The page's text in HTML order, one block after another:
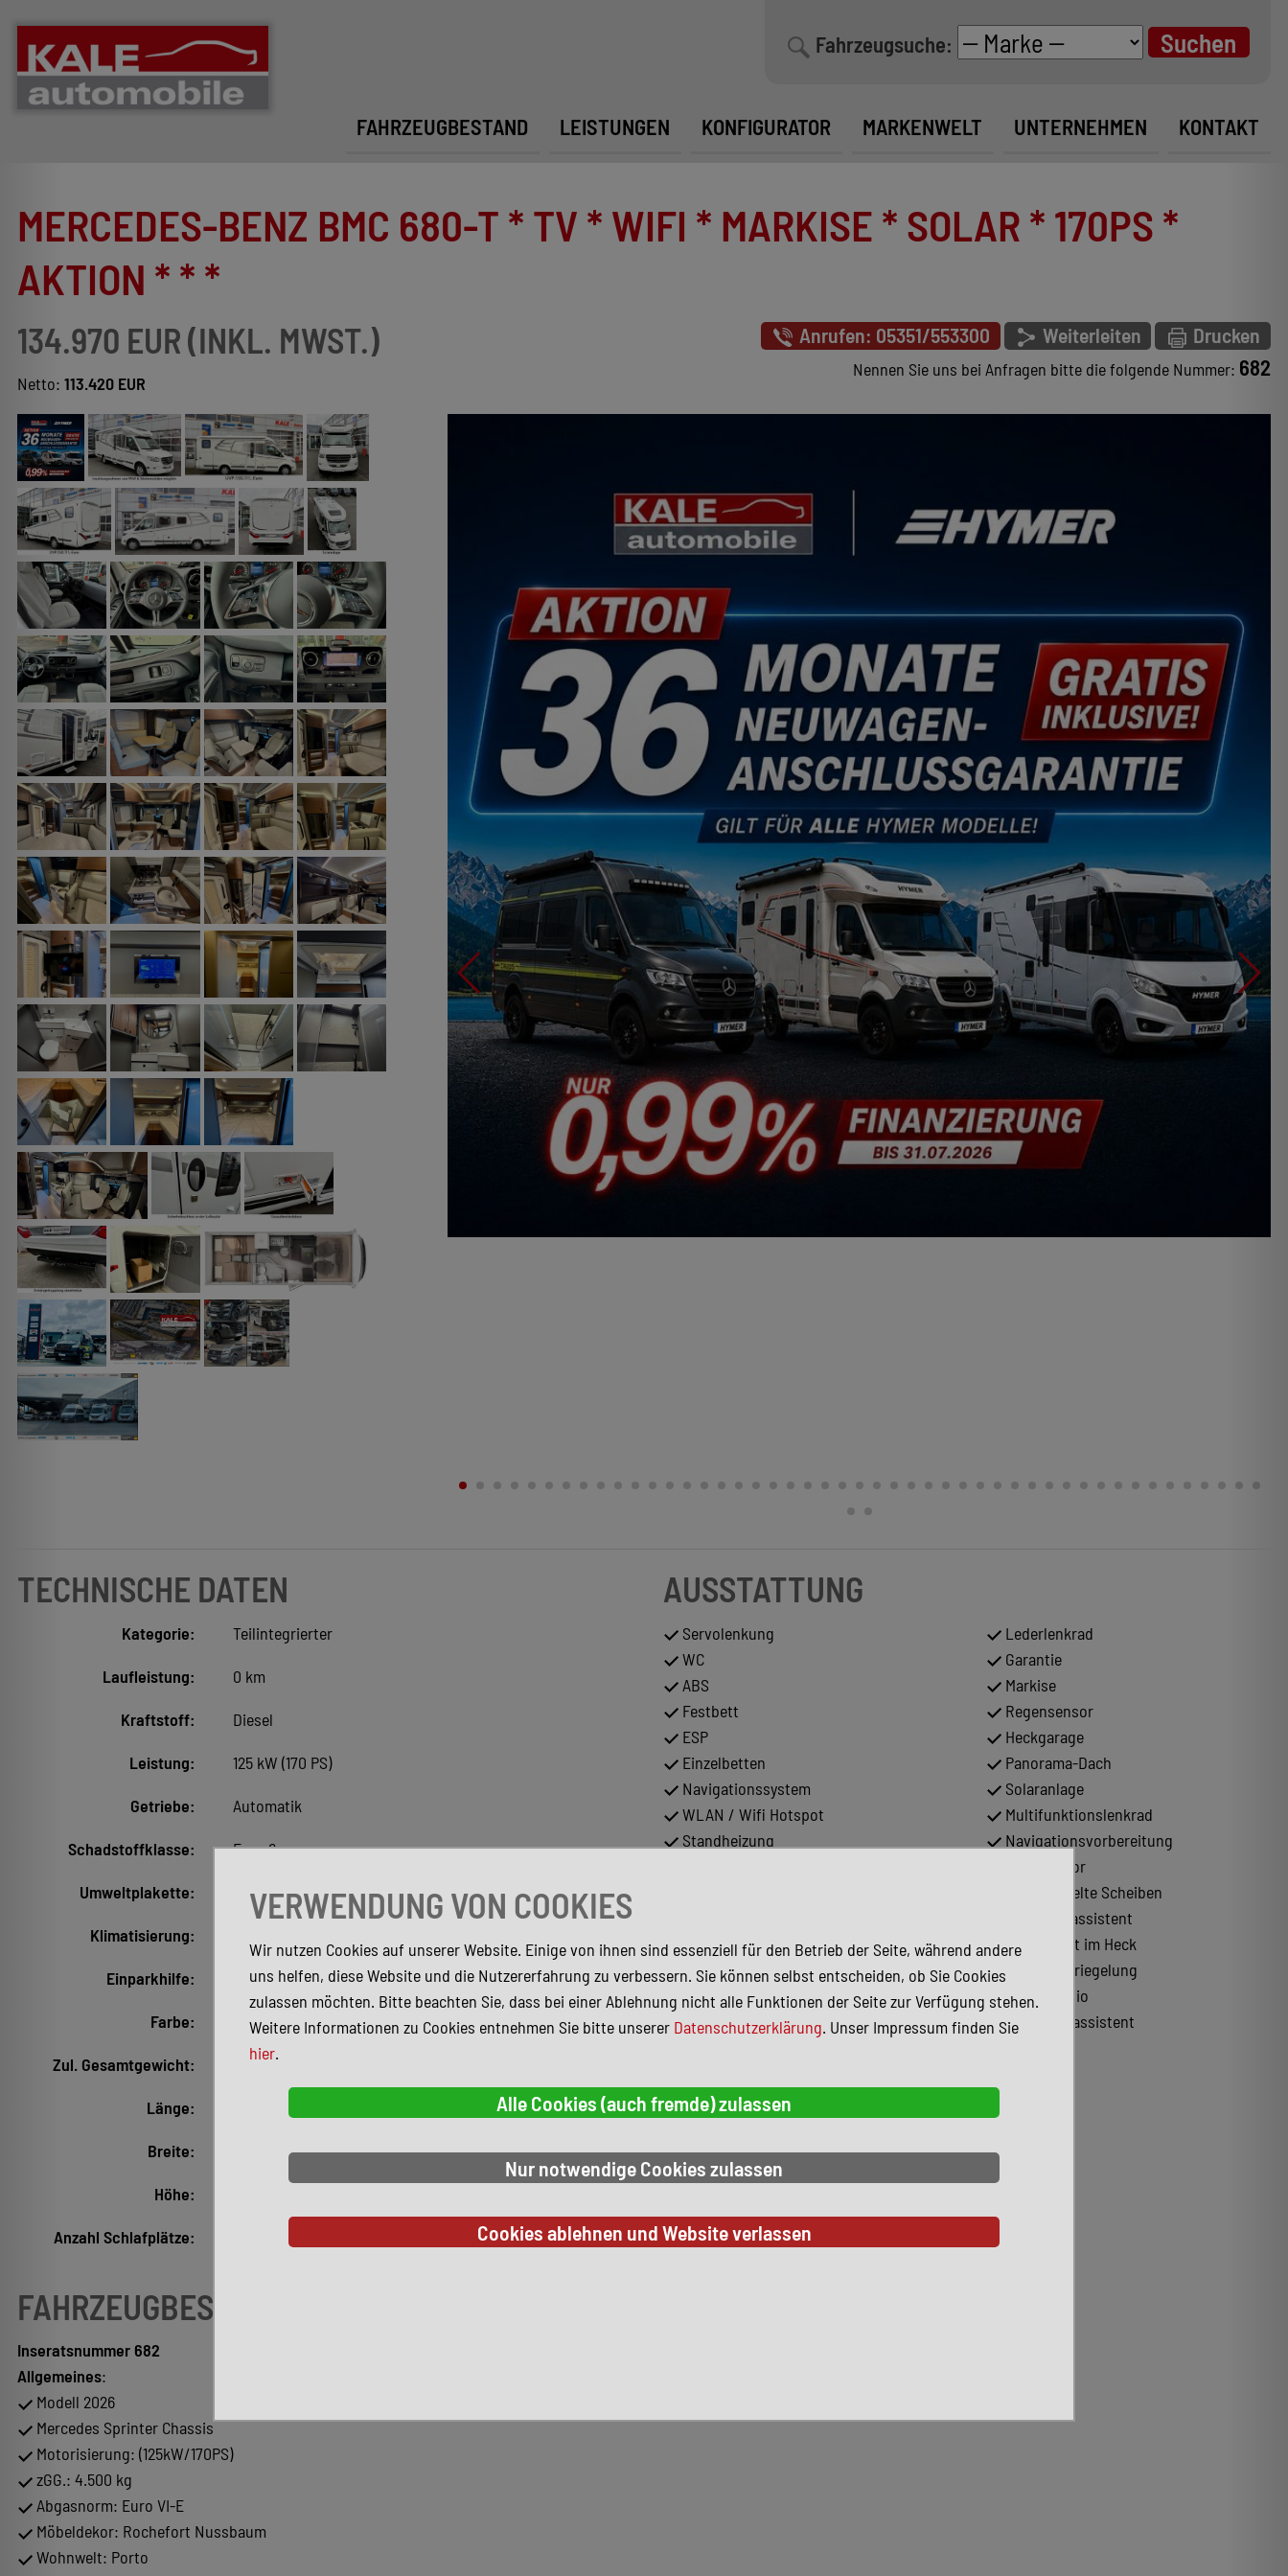
Fahrzeugsuche:
FAHRZEUGBESTAND LEISTUNGEN KONFIGURATOR MARKENWELT UNTERNEHMEN KONTAKT
MERCEDES-BENZ BMC 680-T * TV * WIFI * MARKISE * SOLAR * 170PS *
AKTION * * *
134.970 EUR (INKL. MWST.)
Netto: 113.420 EUR
Anrufen: 05351/553300 Weiterleiten Drucken
Nennen Sie uns bei Anfragen bitte die folgende Nummer: 682
TECHNISCHE DATEN
Kategorie: Teilintegrierter
Laufleistung: 0 km
Kraftstoff: Diesel
Leistung: 125 kW (170 PS)
Getriebe: Automatik
Schadstoffklasse: Euro 6e
Umweltplakette: 4 (Grün)
Klimatisierung:
Einparkhilfe: Hinten, Kamera
Farbe: Weiß
Zul. Gesamtgewicht: 4.500 kg
Länge:
Breite: 2.290 mm
Höhe:
Anzahl Schlafplätze:
AUSSTATTUNG
Servolenkung
WC
ABS
Festbett
ESP
Einzelbetten
Navigationssystem
WLAN / Wifi Hotspot
Standheizung
Partikelfilter
Abstandstempomat
TV
Lederlenkrad
Garantie
Markise
Regensensor
Heckgarage
Panorama-Dach
Solaranlage
Multifunktionslenkrad
Navigationsvorbereitung
Lichtsensor
Abgedunkelte Scheiben
Spurhalteassistent
Doppelbett im Heck
Zentralverriegelung
Tuner/Radio
Notbremsassistent
FAHRZEUGBESCHREIBUNG
Inseratsnummer 682
Allgemeines:
Modell 2026
Mercedes Sprinter Chassis
Motorisierung: (125kW/170PS)
zGG.: 4.500 kg
Abgasnorm: Euro VI-E
Möbeldekor: Rochefort Nussbaum
Wohnwelt: Porto
VERWENDUNG VON COOKIES
Wir nutzen Cookies auf unserer Website. Einige von ihnen sind essenziell für den Betrieb der Seite, während andere
uns helfen, diese Website und die Nutzererfahrung zu verbessern. Sie können selbst entscheiden, ob Sie Cookies
zulassen möchten. Bitte beachten Sie, dass bei einer Ablehnung nicht alle Funktionen der Seite zur Verfügung stehen.
Weitere Informationen zu Cookies entnehmen Sie bitte unserer Datenschutzerklärung. Unser Impressum finden Sie
hier.